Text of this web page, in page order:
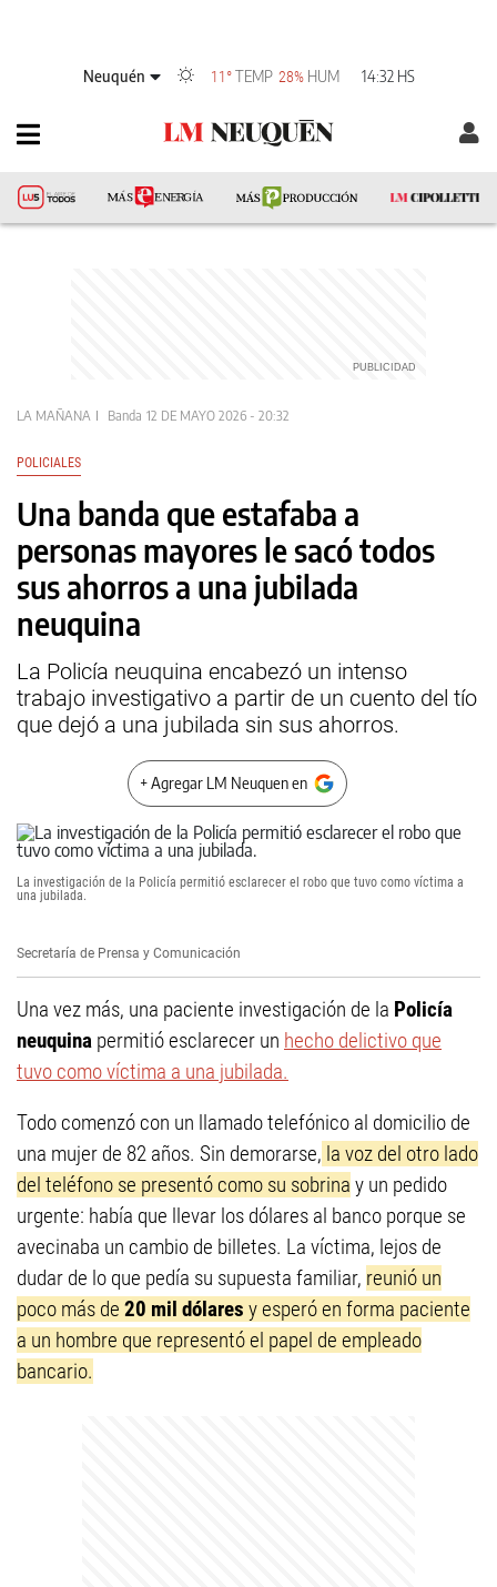
Neuquén 11° TEMP 28% HUM 14:32 HS
LA MAÑANA Banda 12 DE MAYO 2026 - 20:32
POLICIALES
Una banda que estafaba a
personas mayores le sacó todos
sus ahorros a una jubilada
neuquina
La Policía neuquina encabezó un intenso
trabajo investigativo a partir de un cuento del tío
que dejó a una jubilada sin sus ahorros.
+ Agregar LM Neuquen en
La investigación de la Policía permitió esclarecer el robo que tuvo como víctima a
una jubilada.
Secretaría de Prensa y Comunicación
Una vez más, una paciente investigación de la Policía
neuquina permitió esclarecer un hecho delictivo que
tuvo como víctima a una jubilada.
Todo comenzó con un llamado telefónico al domicilio de
una mujer de 82 años. Sin demorarse, la voz del otro lado
del teléfono se presentó como su sobrina y un pedido
urgente: había que llevar los dólares al banco porque se
avecinaba un cambio de billetes. La víctima, lejos de
dudar de lo que pedía su supuesta familiar, reunió un
poco más de 20 mil dólares y esperó en forma paciente
a un hombre que representó el papel de empleado
bancario.